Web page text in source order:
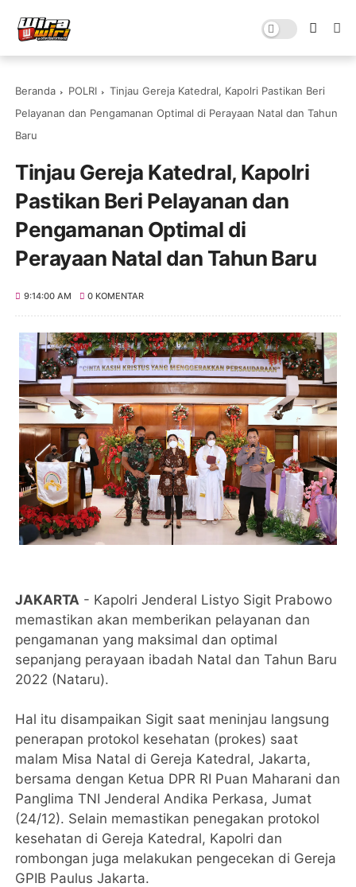
Beranda POLRI
Tinjau Gereja Katedral, Kapolri Pastikan Beri
Pelayanan dan Pengamanan Optimal di Perayaan Natal dan Tahun
Baru
Tinjau Gereja Katedral, Kapolri
Pastikan Beri Pelayanan dan
Pengamanan Optimal di
Perayaan Natal dan Tahun Baru
9:14:00 AM 0 KOMENTAR
JAKARTA - Kapolri Jenderal Listyo Sigit Prabowo
memastikan akan memberikan pelayanan dan
pengamanan yang maksimal dan optimal
sepanjang perayaan ibadah Natal dan Tahun Baru
2022 (Nataru).
Hal itu disampaikan Sigit saat meninjau langsung
penerapan protokol kesehatan (prokes) saat
malam Misa Natal di Gereja Katedral, Jakarta,
bersama dengan Ketua DPR RI Puan Maharani dan
Panglima TNI Jenderal Andika Perkasa, Jumat
(24/12). Selain memastikan penegakan protokol
kesehatan di Gereja Katedral, Kapolri dan
rombongan juga melakukan pengecekan di Gereja
GPIB Paulus Jakarta.